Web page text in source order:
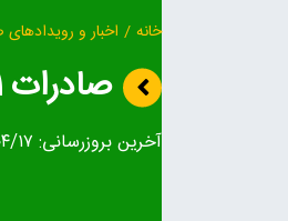
خانه / اخبار و
صادرات 2.1 میلیون دلاری قارچ در نیمه نخست سال
آخرین بروزرسانی: